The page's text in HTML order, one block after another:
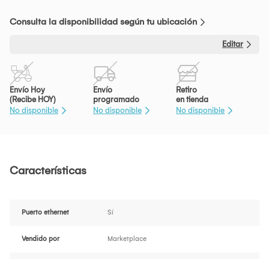
Consulta la disponibilidad según tu ubicación
Editar
Envío Hoy
(Recibe HOY)
No disponible
Envío
programado
No disponible
Retiro
en tienda
No disponible
Características
Puerto ethernet Sí
Vendido por Marketplace